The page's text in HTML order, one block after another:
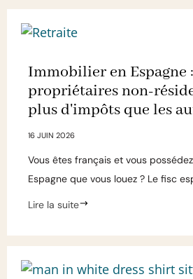
Immobilier en Espagne
propriétaires non-
plus d'impôts que les
16 JUIN 2026
Vous êtes français et vous
Espagne que vous louez ? Le fisc
Lire la suite